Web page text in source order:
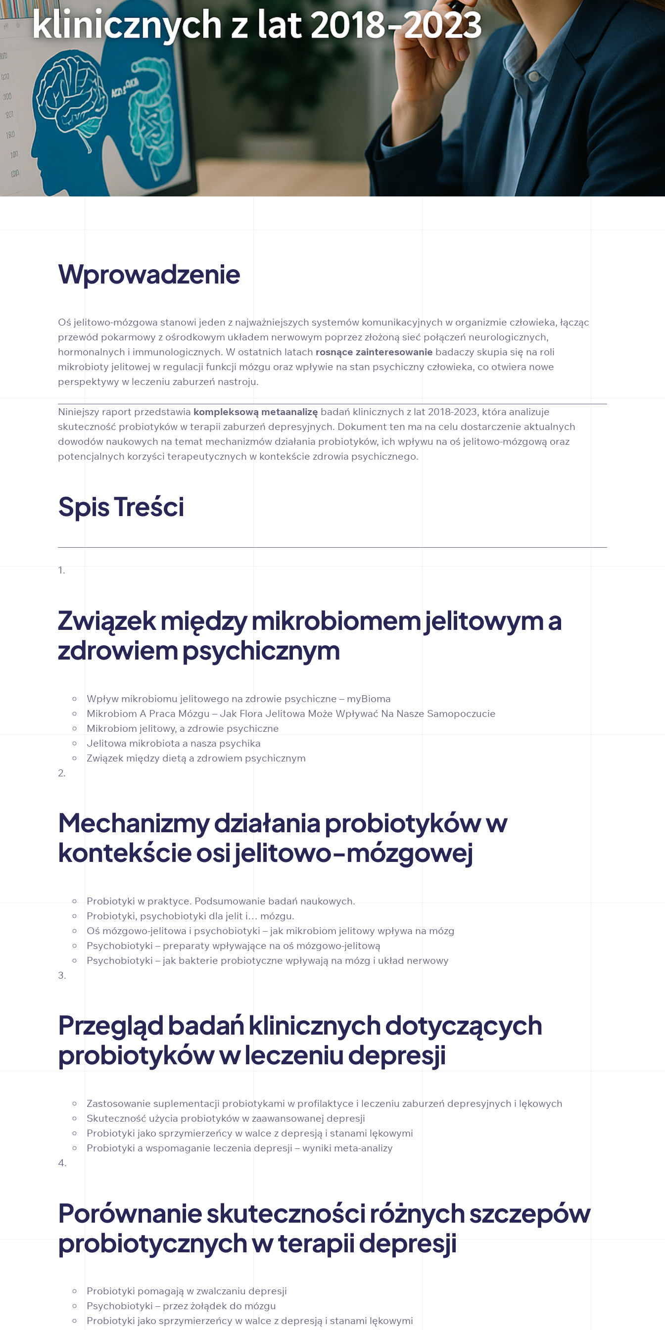
Wprowadzenie
Oś jelitowo-mózgowa stanowi jeden z najważniejszych systemów komunikacyjnych w organizmie człowieka, łącząc
przewód pokarmowy z ośrodkowym układem nerwowym poprzez złożoną sieć połączeń neurologicznych,
hormonalnych i immunologicznych. W ostatnich latach rosnące zainteresowanie badaczy skupia się na roli
mikrobioty jelitowej w regulacji funkcji mózgu oraz wpływie na stan psychiczny człowieka, co otwiera nowe
perspektywy w leczeniu zaburzeń nastroju.
Niniejszy raport przedstawia kompleksową metaanalizę badań klinicznych z lat 2018-2023, która analizuje
skuteczność probiotyków w terapii zaburzeń depresyjnych. Dokument ten ma na celu dostarczenie aktualnych
dowodów naukowych na temat mechanizmów działania probiotyków, ich wpływu na oś jelitowo-mózgową oraz
potencjalnych korzyści terapeutycznych w kontekście zdrowia psychicznego.
Spis Treści
Związek między mikrobiomem jelitowym a
zdrowiem psychicznym
Wpływ mikrobiomu jelitowego na zdrowie psychiczne – myBioma
Mikrobiom A Praca Mózgu – Jak Flora Jelitowa Może Wpływać Na Nasze Samopoczucie
Mikrobiom jelitowy, a zdrowie psychiczne
Jelitowa mikrobiota a nasza psychika
Związek między dietą a zdrowiem psychicznym
Mechanizmy działania probiotyków w
kontekście osi jelitowo-mózgowej
Probiotyki w praktyce. Podsumowanie badań naukowych.
Probiotyki, psychobiotyki dla jelit i… mózgu.
Oś mózgowo-jelitowa i psychobiotyki – jak mikrobiom jelitowy wpływa na mózg
Psychobiotyki – preparaty wpływające na oś mózgowo-jelitową
Psychobiotyki – jak bakterie probiotyczne wpływają na mózg i układ nerwowy
Przegląd badań klinicznych dotyczących
probiotyków w leczeniu depresji
Zastosowanie suplementacji probiotykami w profilaktyce i leczeniu zaburzeń depresyjnych i lękowych
Skuteczność użycia probiotyków w zaawansowanej depresji
Probiotyki jako sprzymierzeńcy w walce z depresją i stanami lękowymi
Probiotyki a wspomaganie leczenia depresji – wyniki meta-analizy
Porównanie skuteczności różnych szczepów
probiotycznych w terapii depresji
Probiotyki pomagają w zwalczaniu depresji
Psychobiotyki – przez żołądek do mózgu
Probiotyki jako sprzymierzeńcy w walce z depresją i stanami lękowymi